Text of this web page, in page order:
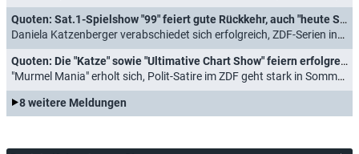
Quoten: Sat.1-Spielshow "99" feiert gute Rückkehr, auch "heute SHOWNAL" punktet
Daniela Katzenberger verabschiedet sich erfolgreich, ZDF-Serien insgesamt eine Bank (28.06.2025)
Quoten: Die "Katze" sowie "Ultimative Chart Show" feiern erfolgreiche Rückkehr
"Murmel Mania" erholt sich, Polit-Satire im ZDF geht stark in Sommerpause (07.06.2025)
8 weitere Meldungen